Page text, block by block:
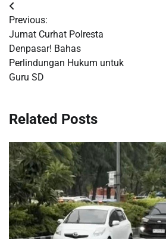
Post
navigation
Previous:
Jumat Curhat Polresta
Denpasar! Bahas
Perlindungan Hukum untuk
Guru SD
Related Posts